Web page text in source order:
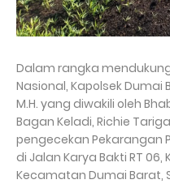
Dalam rangka
Nasional, Kapolsek Dumai
M.H. yang diwakili oleh
Bagan Keladi, Richie
pengecekan Pekarangan
di Jalan Karya Bakti RT
Kecamatan Dumai Barat,